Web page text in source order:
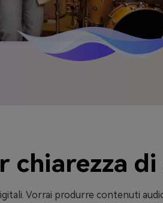
chiarezza
Vorrai produrre contenuti